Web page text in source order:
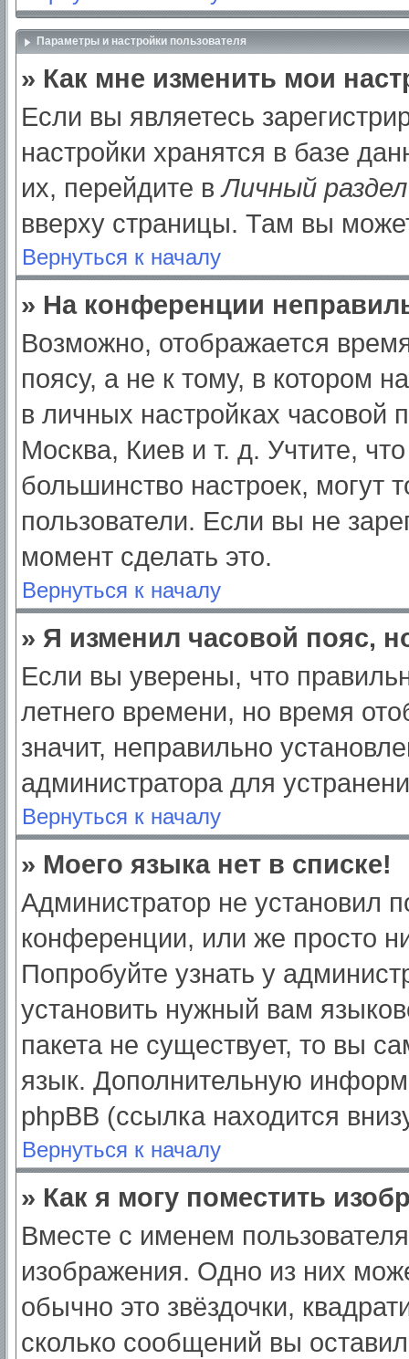
Параметры и настройки пользователя
» Как мне изменить мои
Если вы являетесь
настройки хранятся в базе
их, перейдите вЛичный раздел
вверху страницы. Там вы
Вернуться к началу
» На конференции
Возможно, отображается
поясу, а не к тому, в котором
в личных настройках часовой
Москва, Киев и т. д. Учтите,
большинство настроек, могут
пользователи. Если вы не
момент сделать это.
Вернуться к началу
» Я изменил часовой пояс,
Если вы уверены, что
летнего времени, но время
значит, неправильно
администратора для
Вернуться к началу
» Моего языка нет в списке!
Администратор не установил
конференции, или же просто
Попробуйте узнать у
установить нужный вам
пакета не существует, то вы
язык. Дополнительную
phpBB (ссылка находится
Вернуться к началу
» Как я могу поместить
Вместе с именем
изображения. Одно из них
обычно это звёздочки,
сколько сообщений вы